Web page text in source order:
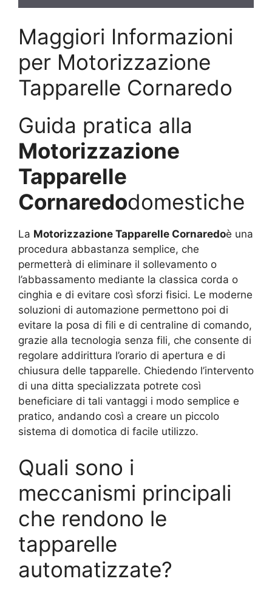
Maggiori Informazioni
per Motorizzazione
Tapparelle Cornaredo
Guida pratica alla
Motorizzazione
Tapparelle
Cornaredodomestiche
La Motorizzazione Tapparelle Cornaredoè una
procedura abbastanza semplice, che
permetterà di eliminare il sollevamento o
l’abbassamento mediante la classica corda o
cinghia e di evitare così sforzi fisici. Le moderne
soluzioni di automazione permettono poi di
evitare la posa di fili e di centraline di comando,
grazie alla tecnologia senza fili, che consente di
regolare addirittura l’orario di apertura e di
chiusura delle tapparelle. Chiedendo l’intervento
di una ditta specializzata potrete così
beneficiare di tali vantaggi i modo semplice e
pratico, andando così a creare un piccolo
sistema di domotica di facile utilizzo.
Quali sono i
meccanismi principali
che rendono le
tapparelle
automatizzate?